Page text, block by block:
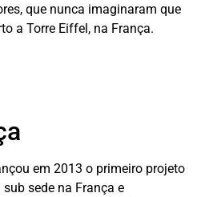
que nunca imaginaram que
a Torre Eiffel, na França.
em 2013 o primeiro proje­to
sede na França e